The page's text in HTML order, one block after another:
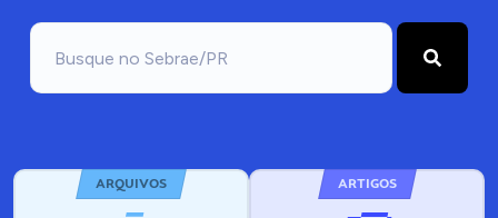
ARQUIVOS ARTIGOS